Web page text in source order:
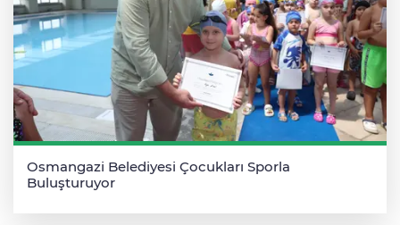
Osmangazi Belediyesi Çocukları Sporla
Buluşturuyor